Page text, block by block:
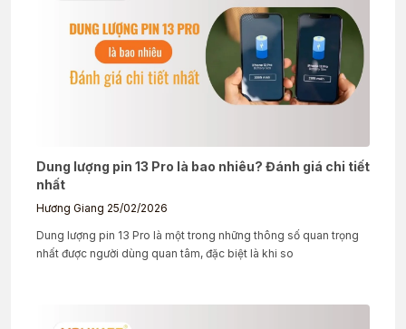
Dung lượng pin 13 Pro là bao nhiêu? Đánh giá chi tiết
nhất
Hương Giang 25/02/2026
Dung lượng pin 13 Pro là một trong những thông số quan trọng
nhất được người dùng quan tâm, đặc biệt là khi so